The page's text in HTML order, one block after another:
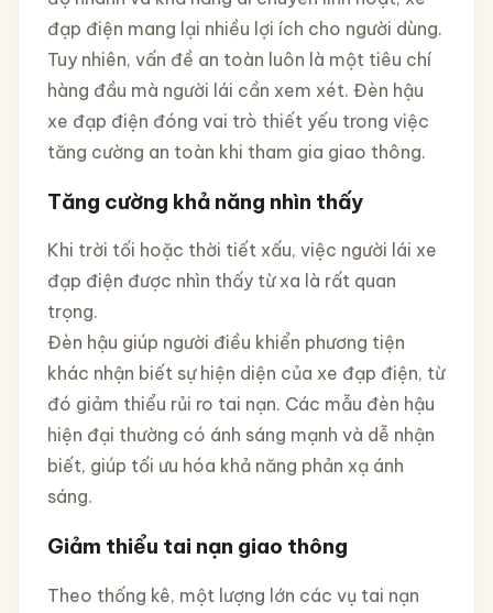
đạp điện mang lại nhiều lợi ích cho người dùng.
Tuy nhiên, vấn đề an toàn luôn là một tiêu chí
hàng đầu mà người lái cần xem xét. Đèn hậu
xe đạp điện đóng vai trò thiết yếu trong việc
tăng cường an toàn khi tham gia giao thông.
Tăng cường khả năng nhìn thấy
Khi trời tối hoặc thời tiết xấu, việc người lái xe
đạp điện được nhìn thấy từ xa là rất quan
trọng.
Đèn hậu giúp người điều khiển phương tiện
khác nhận biết sự hiện diện của xe đạp điện, từ
đó giảm thiểu rủi ro tai nạn. Các mẫu đèn hậu
hiện đại thường có ánh sáng mạnh và dễ nhận
biết, giúp tối ưu hóa khả năng phản xạ ánh
sáng.
Giảm thiểu tai nạn giao thông
Theo thống kê, một lượng lớn các vụ tai nạn